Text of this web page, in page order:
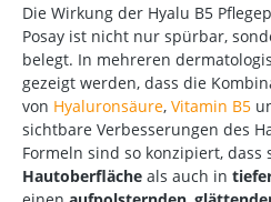
Die Wirkung der Hyalu B5
Posay ist nicht nur spürbar,
belegt. In mehreren
gezeigt werden, dass die
von Hyaluronsäure, Vitamin B5
sichtbare Verbesserungen des
Formeln sind so konzipiert, dass
Hautoberfläche als auch in